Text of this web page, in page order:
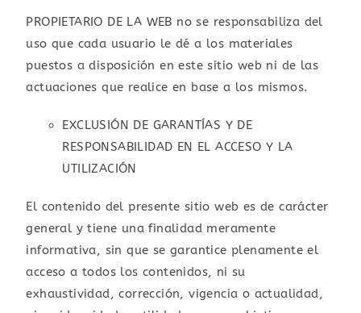
PROPIETARIO DE LA WEB no se responsabiliza del
uso que cada usuario le dé a los materiales
puestos a disposición en este sitio web ni de las
actuaciones que realice en base a los mismos.
EXCLUSIÓN DE GARANTÍAS Y DE
RESPONSABILIDAD EN EL ACCESO Y LA
UTILIZACIÓN
El contenido del presente sitio web es de carácter
general y tiene una finalidad meramente
informativa, sin que se garantice plenamente el
acceso a todos los contenidos, ni su
exhaustividad, corrección, vigencia o actualidad,